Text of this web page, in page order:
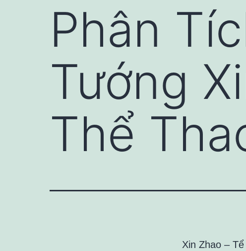
Phân
Tướng
Thể
Xin Zhao –